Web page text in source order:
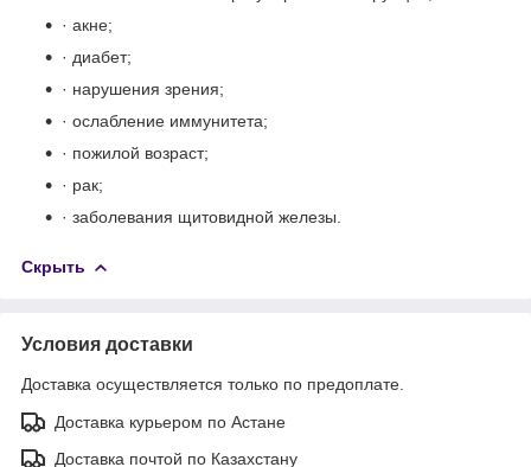
· акне;
· диабет;
· нарушения зрения;
· ослабление иммунитета;
· пожилой возраст;
· рак;
· заболевания щитовидной железы.
Скрыть
Условия доставки
Доставка осуществляется только по предоплате.
Доставка курьером по Астане
Доставка почтой по Казахстану